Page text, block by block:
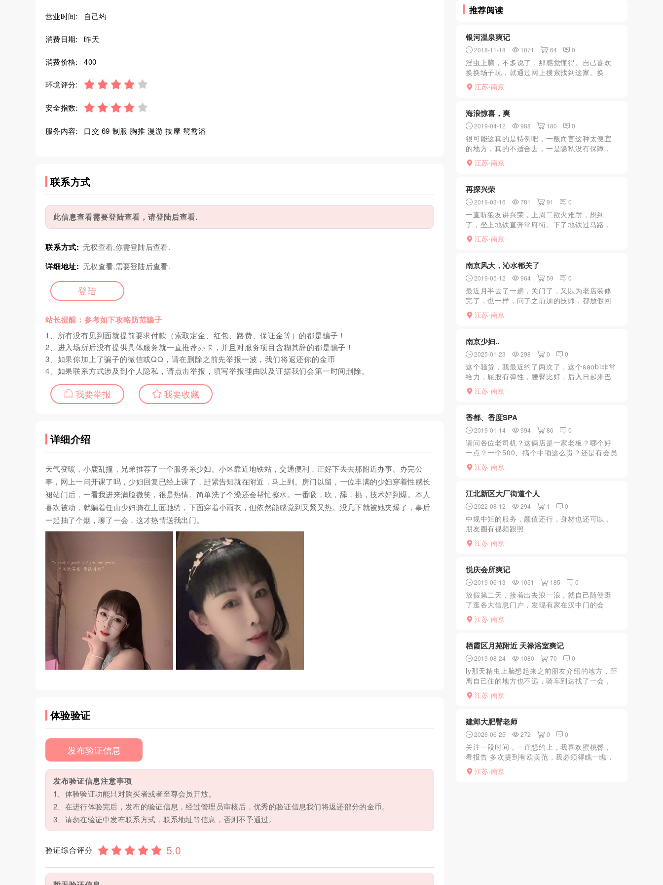
营业时间: 自己约
消费日期: 昨天
消费价格: 400
环境评分:
安全指数:
服务内容: 口交 69 制服 胸推 漫游 按摩 鸳鸯浴
联系方式
此信息查看需要登陆查看，请登陆后查看.
联系方式: 无权查看,你需登陆后查看.
详细地址: 无权查看,需要登陆后查看.
登陆
站长提醒：参考如下攻略防范骗子
1、所有没有见到面就提前要求付款（索取定金、红包、路费、保证金等）的都是骗子！
2、进入场所后没有提供具体服务就一直推荐办卡，并且对服务项目含糊其辞的都是骗子！
3、如果你加上了骗子的微信或QQ，请在删除之前先举报一波，我们将返还你的金币
4、如果联系方式涉及到个人隐私，请点击举报，填写举报理由以及证据我们会第一时间删除。
我要举报 我要收藏
详细介绍
天气变暖，小鹿乱撞，兄弟推荐了一个服务系少妇。小区靠近地铁站，交通便利，正好下去去那附近办事。办完公
事，网上一问开课了吗，少妇回复已经上课了，赶紧告知就在附近，马上到。房门以留，一位丰满的少妇穿着性感长
裙站门后，一看我进来满脸微笑，很是热情。简单洗了个澡还会帮忙擦水。一番吸，吹，舔，挑，技术好到爆。本人
喜欢被动，就躺着任由少妇骑在上面驰骋，下面穿着小雨衣，但依然能感觉到又紧又热。没几下就被她夹爆了，事后
一起抽了个烟，聊了一会，这才热情送我出门。
体验验证
发布验证信息
发布验证信息注意事项
1、体验验证功能只对购买者或者至尊会员开放。
2、在进行体验完后，发布的验证信息，经过管理员审核后，优秀的验证信息我们将返还部分的金币。
3、请勿在验证中发布联系方式，联系地址等信息，否则不予通过。
验证综合评分
推荐阅读
银河温泉爽记
2018-11-18 1071 64 0
淫虫上脑，不多说了，那感觉懂得。自己喜欢
换换场子玩，就通过网上搜索找到这家。换
鞋、拿牌、洗澡（小圆池子、老式淋雨喷头、
一个擦背小床），反正洗澡环境差不多行了，
江苏-南京
海浪惊喜，爽
2019-04-12 988 180 0
很可能这真的是特例吧，一般而言这种太便宜
的地方，真的不适合去，一是隐私没有保障，
二是环境肯定不会好，三是常年人多，每个技
师都被操了常规次数上的更多遍。综合因素，
江苏-南京
再探兴荣
2019-03-16 781 91 0
一直听狼友讲兴荣，上周二欲火难耐，想到
了，坐上地铁直奔常府街。下了地铁过马路，
地图上显示就在附近，可是违者那一块转了一
圈都没发现，最后才发现就在泸溪河左手边的
江苏-南京
南京风大，沁水都关了
2019-05-12 964 59 0
最近月半去了一趟，关门了，又以为老店装修
完了，也一样，问了之前加的技师，都放假回
去了，最少也要等到年后，而且没有准信。最
近风真的太大了，基本除了高端场，目前能看
江苏-南京
南京少妇..
2025-01-23 298 0 0
这个骚货，我最近约了两次了，这个saobi非常
给力，屁股有弹性，腰臀比好，后入日起来巴
适。人骚，从进门开始发骚，浴室里摩擦，前
戏多，全程骚话不断，让我释放原始天性。 女
江苏-南京
香都、香度SPA
2019-01-14 994 86 0
请问各位老司机？这俩店是一家老板？哪个好
一点？一个500、搞个中项这么贵？还是有会员
制度？老狼现身说法，不免500块打水漂。感谢
各位！
江苏-南京
江北新区大厂街道个人
2022-08-12 294 1 0
中规中矩的服务，颜值还行，身材也还可以，
朋友圈有视频跟照
片................................................................
江苏-南京
悦庆会所爽记
2019-06-13 1051 185 0
放假第二天，接着出去浪一浪，就自己随便逛
了逛各大信息门户，发现有家在汉中门的会
所，叫悦庆会所，里面情景房是有的，我是下
午去的，说是有选秀但是人不是太多，可能是
江苏-南京
栖霞区月苑附近 天禄浴室爽记
2019-08-24 1080 70 0
ly那天精虫上脑想起来之前朋友介绍的地方，距
离自己住的地方也不远，骑车到达找了一会，
门牌摘掉了但还有印记，就在月苑小区北公交
站下了车就是旁边有个卖丧葬用品的，进门拿
江苏-南京
建邺大肥臀老师
2026-06-25 272 0 0
关注一段时间，一直想约上，我喜欢蜜桃臀，
看报告 多次提到有欧美范，我必须得瞧一瞧，
遂预约，到点 上楼，见到老师给人一种健康热
情的感觉，老师一脱 衣服，我就忍不住上手游
江苏-南京